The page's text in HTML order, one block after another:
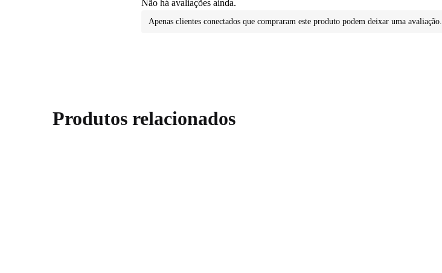
Não há avaliações ainda.
Apenas clientes conectados que compraram este produto podem deixar uma avaliação.
Produtos relacionados